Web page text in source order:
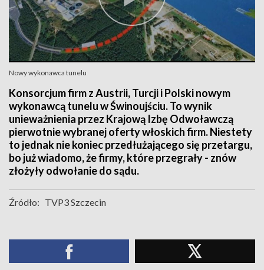
Nowy wykonawca tunelu
Konsorcjum firm z Austrii, Turcji i Polski nowym
wykonawcą tunelu w Świnoujściu. To wynik
unieważnienia przez Krajową Izbę Odwoławczą
pierwotnie wybranej oferty włoskich firm. Niestety
to jednak nie koniec przedłużającego się przetargu,
bo już wiadomo, że firmy, które przegrały - znów
złożyły odwołanie do sądu.
Źródło: TVP3 Szczecin